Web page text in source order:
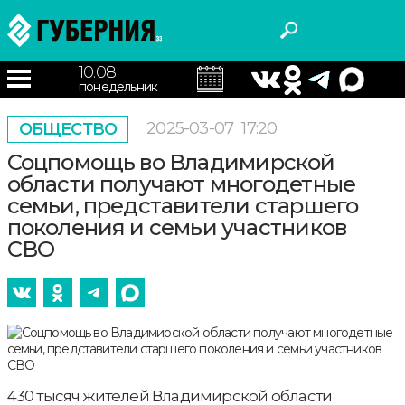
10.08
понедельник
ОБЩЕСТВО 2025-03-07 17:20
Соцпомощь во Владимирской
области получают многодетные
семьи, представители старшего
поколения и семьи участников
СВО
430 тысяч жителей Владимирской области